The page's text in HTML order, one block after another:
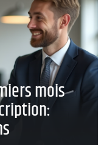
mois